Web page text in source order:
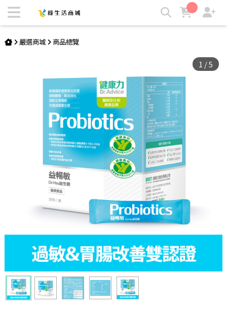
益暢敏益生菌30包/盒-冷藏配送 | 綠生活商城
嚴選商城 商品總覽
1 /5